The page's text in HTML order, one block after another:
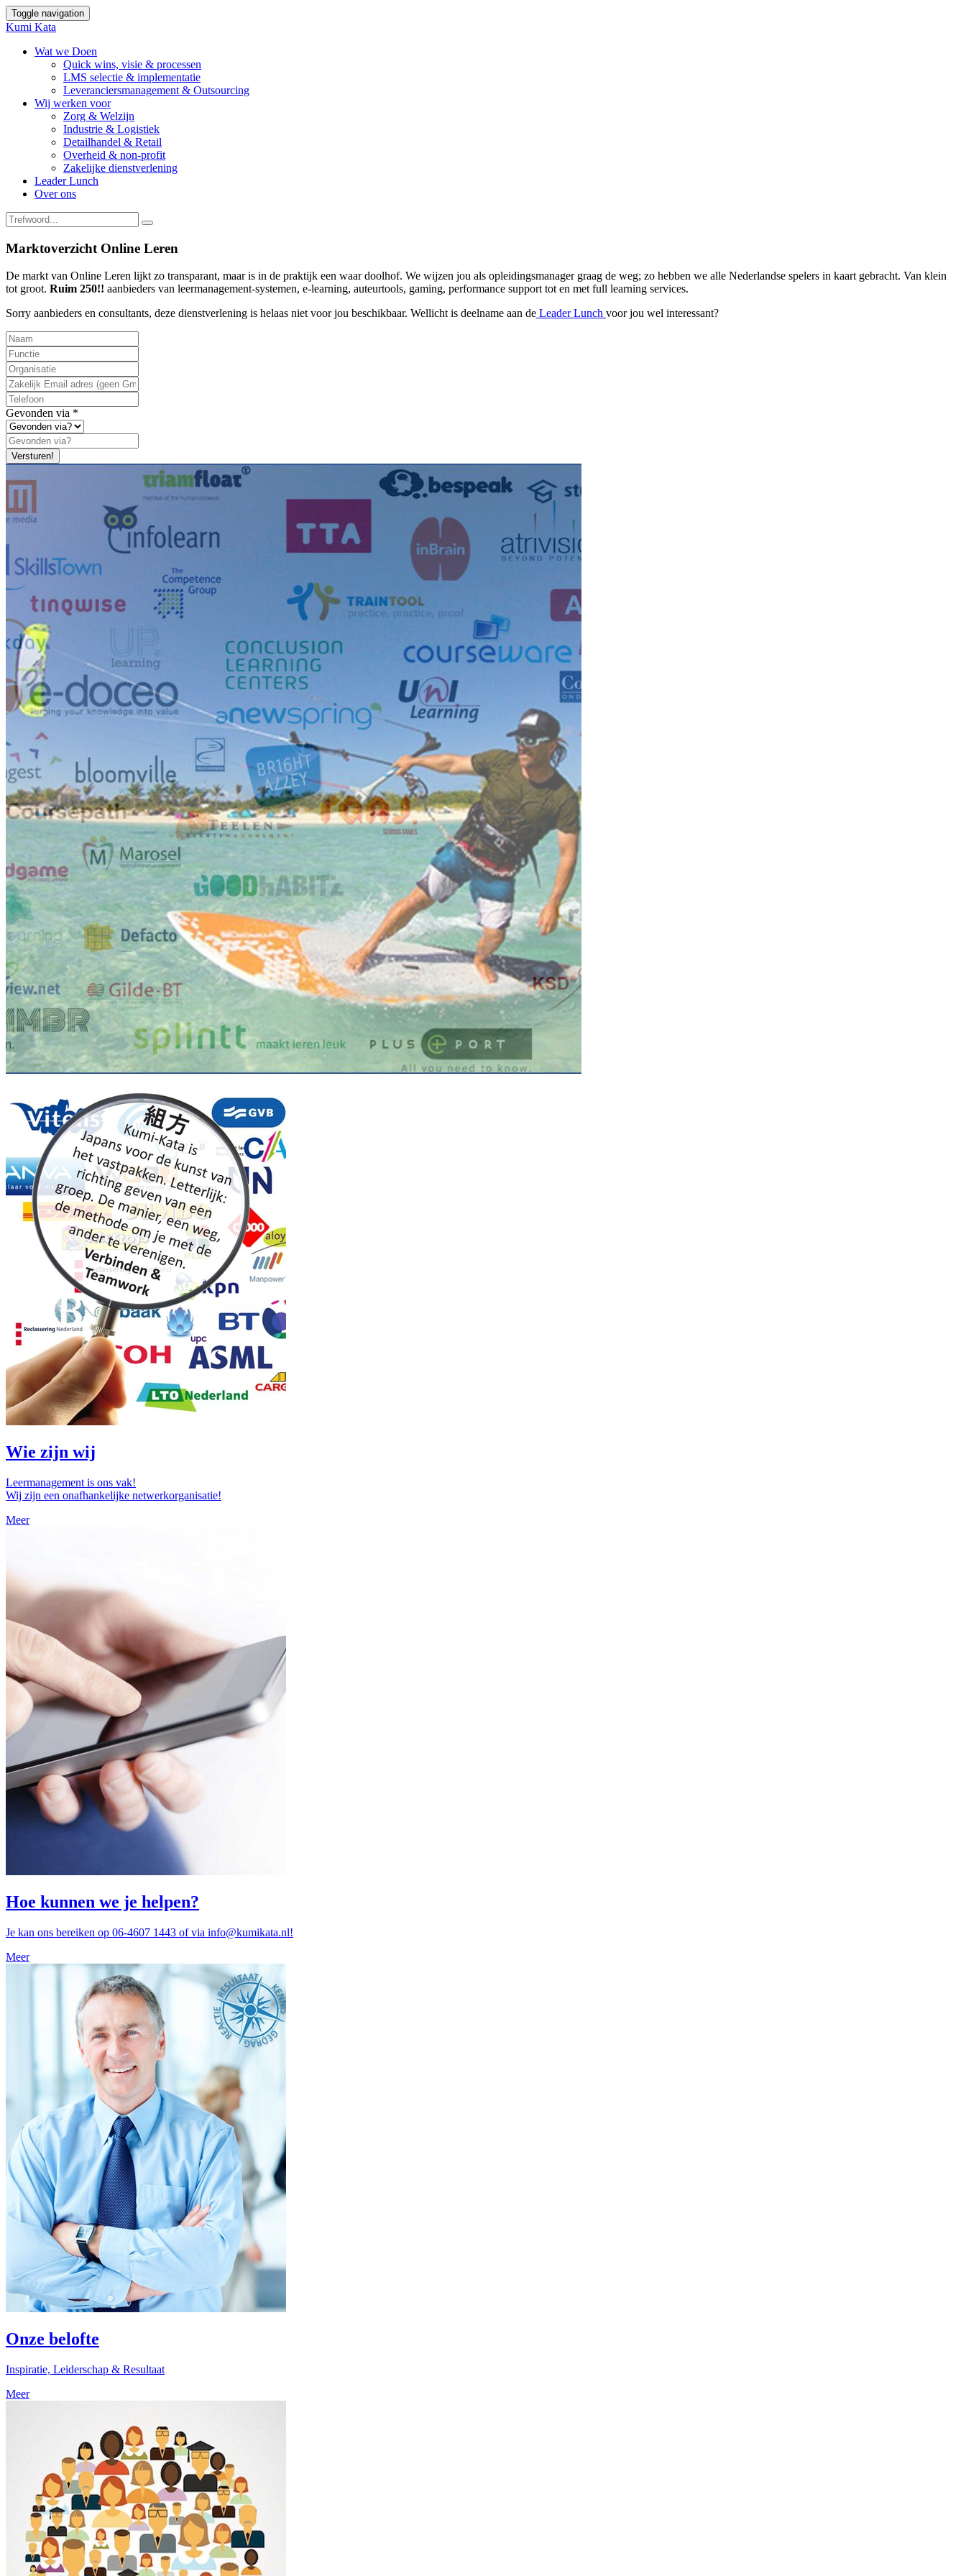
Toggle navigation
Kumi Kata
Wat we Doen
Quick wins, visie & processen
LMS selectie & implementatie
Leveranciersmanagement & Outsourcing
Wij werken voor
Zorg & Welzijn
Industrie & Logistiek
Detailhandel & Retail
Overheid & non-profit
Zakelijke dienstverlening
Leader Lunch
Over ons
Marktoverzicht Online Leren
De markt van Online Leren lijkt zo transparant, maar is in de praktijk een waar doolhof. We wijzen jou als opleidingsmanagergraag de weg; zo hebben we alle Nederlandse spelers in kaart gebracht. Van klein
tot groot. Ruim 250!! aanbieders van leermanagement-systemen, e-learning, auteurtools, gaming, performance support tot en met full learning services.
Sorry aanbieders en consultants, deze dienstverlening is helaas niet voor jou beschikbaar. Wellicht is deelname aan de Leader Lunch voor jou wel interessant?
Gevonden via *
Wie zijn wij
Leermanagement is ons vak!
Wij zijn een onafhankelijke netwerkorganisatie!
Meer
Hoe kunnen we je helpen?
Je kan ons bereiken op 06-4607 1443 of via info@kumikata.nl!
Meer
Onze belofte
Inspiratie, Leiderschap & Resultaat
Meer